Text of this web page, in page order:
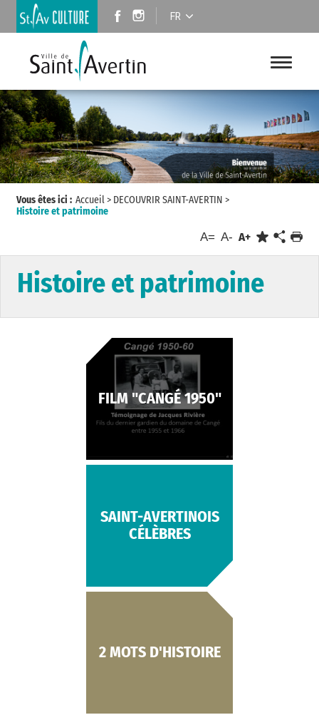
FR
Vous êtes ici : Accueil> DECOUVRIR SAINT-AVERTIN >
Histoire et patrimoine
A= A- A+
Histoire et patrimoine
FILM "CANGÉ 1950"
SAINT-AVERTINOIS
CÉLÈBRES
2 MOTS D'HISTOIRE